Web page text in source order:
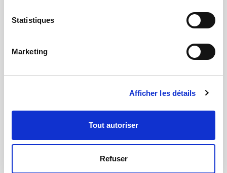
Statistiques
Marketing
Afficher les détails
Tout autoriser
Refuser
Contrôle de pièces décolletées pour